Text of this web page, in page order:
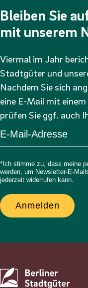
Bleiben Sie
mit unserem
Viermal im Jahr
Stadtgüter und
Nachdem Sie sich
eine E-Mail mit
prüfen Sie ggf. auch
*Ich stimme zu, dass meine
werden, um Newsletter-E-
jederzeit widerrufen kann.
Anmelden